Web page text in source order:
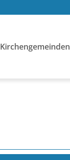
Kirchengemeinden